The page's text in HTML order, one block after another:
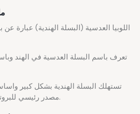
اللوبيا العدسية (البسلة الهندية) عبارة
تعرف باسم البسلة العدسية في الهند
تستهلك البسلة الهندية بشكل كبير
مصدر رئيسي للبروتين لسكان تلك المناطق.